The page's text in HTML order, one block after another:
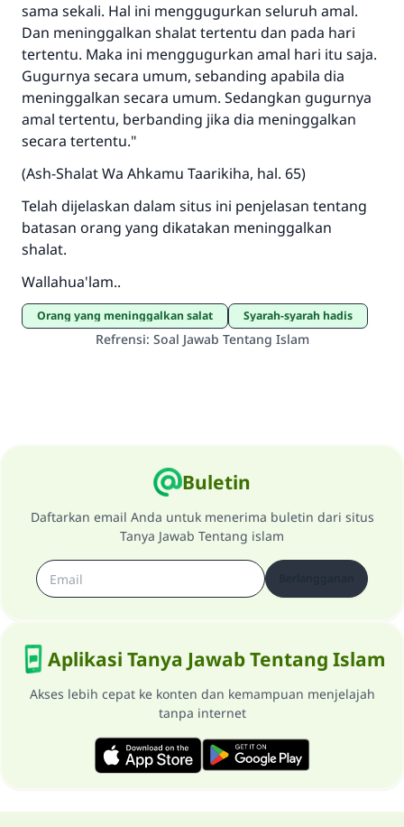
sama sekali. Hal ini menggugurkan seluruh amal.
Dan meninggalkan shalat tertentu dan pada hari
tertentu. Maka ini menggugurkan amal hari itu saja.
Gugurnya secara umum, sebanding apabila dia
meninggalkan secara umum. Sedangkan gugurnya
amal tertentu, berbanding jika dia meninggalkan
secara tertentu."
(Ash-Shalat Wa Ahkamu Taarikiha, hal. 65)
Telah dijelaskan dalam situs ini penjelasan tentang
batasan orang yang dikatakan meninggalkan
shalat.
Wallahua'lam..
Orang yang meninggalkan salat Syarah-syarah hadis
Refrensi: Soal Jawab Tentang Islam
Buletin
Daftarkan email Anda untuk menerima buletin dari situs
Tanya Jawab Tentang islam
Aplikasi Tanya Jawab Tentang Islam
Akses lebih cepat ke konten dan kemampuan menjelajah
tanpa internet